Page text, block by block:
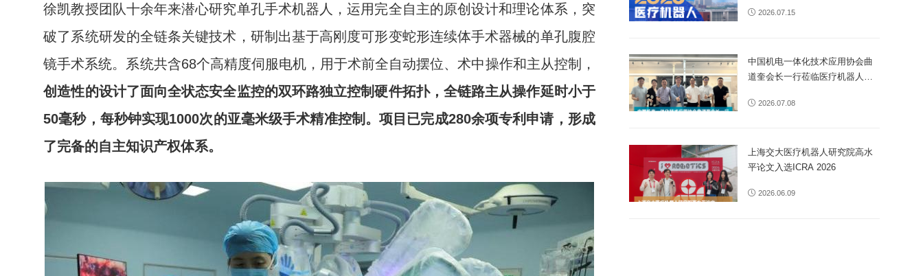
徐凯教授团队十余年来潜心研究单孔手术机器人，运用完全自主的原创设计和理论体系，突
破了系统研发的全链条关键技术，研制出基于高刚度可形变蛇形连续体手术器械的单孔腹腔
镜手术系统。系统共含68个高精度伺服电机，用于术前全自动摆位、术中操作和主从控制，
创造性的设计了面向全状态安全监控的双环路独立控制硬件拓扑，全链路主从操作延时小于
50毫秒，每秒钟实现1000次的亚毫米级手术精准控制。项目已完成280余项专利申请，形成
了完备的自主知识产权体系。
2026.07.15
中国机电一体化技术应用协会曲
道奎会长一行莅临医疗机器人研
2026.07.08
上海交大医疗机器人研究院高水
平论文入选ICRA 2026
2026.06.09